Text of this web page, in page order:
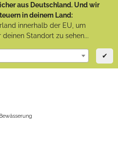
aus Deutschland. Und wir
in deinem Land:
innerhalb der EU, um
Standort zu sehen...
✔